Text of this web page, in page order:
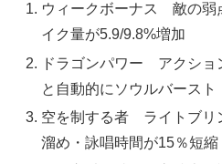
ウィークボーナス 敵の弱
イク量が5.9/9.8%増加
ドラゴンパワー アクショ
と自動的にソウルバー
空を制する者 ライトブリ
溜め・詠唱時間が15％短縮